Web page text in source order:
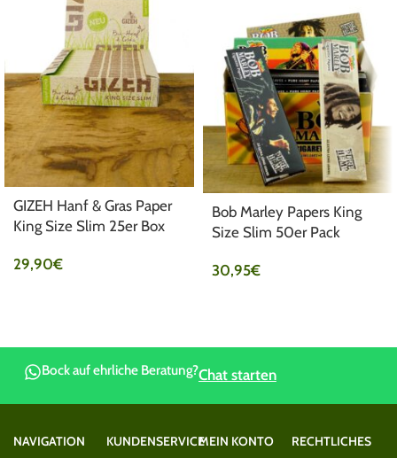
GIZEH Hanf & Gras Paper
King Size Slim 25er Box
29,90€
Bob Marley Papers King
Size Slim 50er Pack
30,95€
Bock auf ehrliche Beratung?Chat starten
NAVIGATION
KUNDENSERVICEMEIN KONTO
RECHTLICHES